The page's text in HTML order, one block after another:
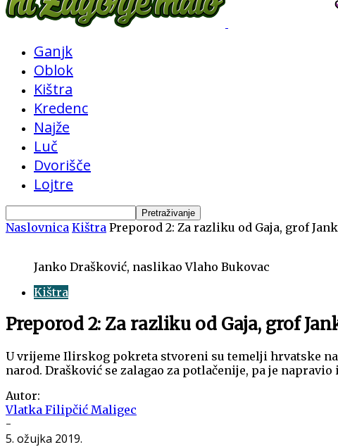
Ganjk
Oblok
Kištra
Kredenc
Najže
Luč
Dvorišče
Lojtre
Naslovnica Kištra Preporod 2: Za razliku od Gaja, grof
Janko Drašković, naslikao Vlaho Bukovac
Kištra
Preporod 2: Za razliku od Gaja, grof
U vrijeme Ilirskog pokreta stvoreni su temelji hrvatske
narod. Drašković se zalagao za potlačenije, pa je
Autor:
Vlatka Filipčić Maligec
-
5. ožujka 2019.